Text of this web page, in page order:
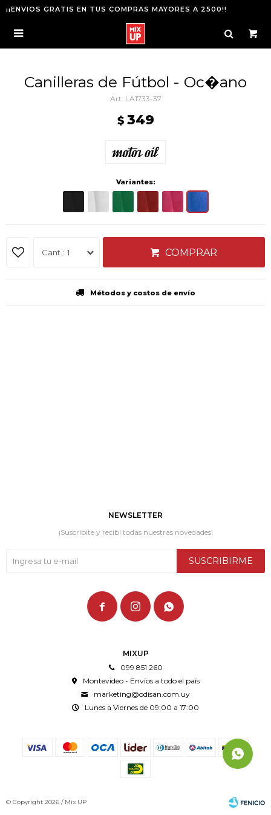
¡¡ENVIOS GRATIS EN TUS COMPRAS MAYORES A 2500!!

Canilleras de Fútbol - Oc�ano
LA1733-37
$ 349
Variantes:
1 COMPRAR
Métodos y costos de envío
MIXUP
099 851 260
Montevideo - Envíos a todo el país
marketing@odisan.com.uy
Lunes a Viernes de 09:00 a 17:00
NEWSLETTER
¡Suscribite y recibí todas nuestras novedades!
SUSCRIBIRME
  
© Copyright 2026 / Mix UP